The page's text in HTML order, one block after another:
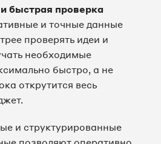
быстрая проверка
и точные данные
проверять идеи и
необходимые
быстро, а не
открутится весь
и структурированные